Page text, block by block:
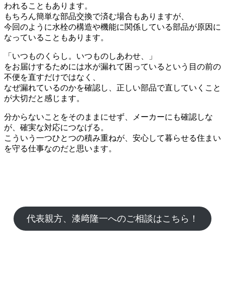
われることもあります。
もちろん簡単な部品交換で済む場合もありますが、
今回のように水栓の構造や機能に関係している部品が原因に
なっていることもあります。
「いつものくらし。いつものしあわせ、」
をお届けするためには水が漏れて困っているという目の前の
不便を直すだけではなく、
なぜ漏れているのかを確認し、正しい部品で直していくこと
が大切だと感じます。
分からないことをそのままにせず、メーカーにも確認しな
が、確実な対応につなげる。
こういう一つひとつの積み重ねが、安心して暮らせる住まい
を守る仕事なのだと思います。
代表親方、漆﨑隆一へのご相談はこちら！